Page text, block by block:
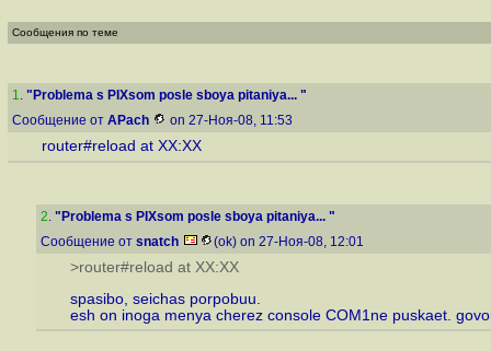
Сообщения по теме
1. "Problema s PIXsom posle sboya pitaniya... "
Сообщение от APach on 27-Ноя-08, 11:53
router#reload at XX:XX
2. "Problema s PIXsom posle sboya pitaniya... "
Сообщение от snatch (ok) on 27-Ноя-08, 12:01
>router#reload at XX:XX
spasibo, seichas porpobuu.
esh on inoga menya cherez console COM1ne puskaet.